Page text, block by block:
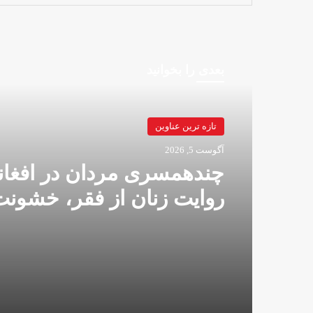
تازه ترین عناوین
آگوست 5, 2026
چندهمسری مردان در
روایت زنان از فقر،